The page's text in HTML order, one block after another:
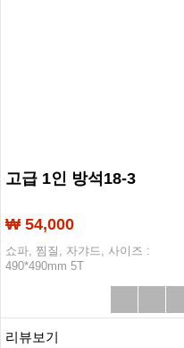
고급 1인 방석18-3
₩ 54,000
쇼파, 찜질, 자갸드, 사이즈 :
490*490mm 5T
리뷰보기